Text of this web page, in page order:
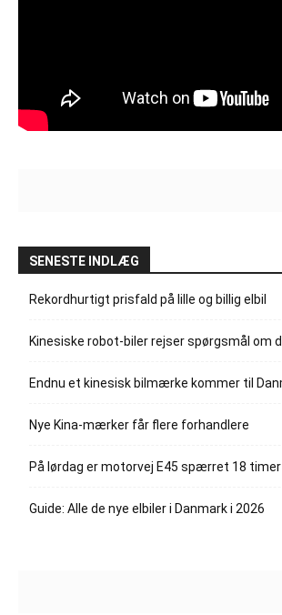
SENESTE INDLÆG
Rekordhurtigt prisfald på lille og billig elbil
Kinesiske robot-biler rejser spørgsmål om
Endnu et kinesisk bilmærke kommer til
Nye Kina-mærker får flere forhandlere
På lørdag er motorvej E45 spærret 18
Guide: Alle de nye elbiler i Danmark i 2026